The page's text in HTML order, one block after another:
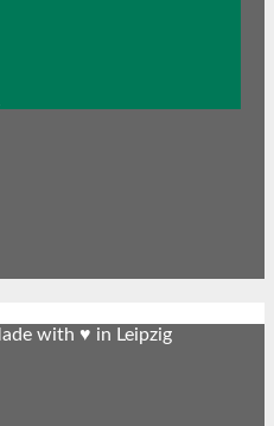
with ♥ in Leipzig